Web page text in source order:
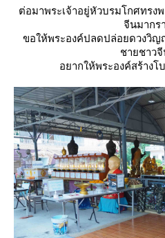
ต่อมาพระเจ้าอยู่หัวบรมโกศทรง
จีนมากร
ขอให้พระองค์ปลดปล่อยดวงวิ
ชายชาว
อยากให้พระองค์สร้างโ